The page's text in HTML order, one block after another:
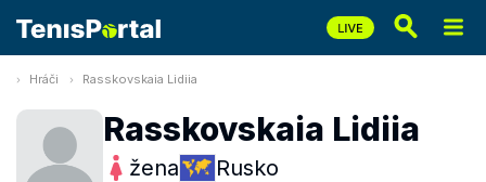
Hráči Rasskovskaia Lidiia
Rasskovskaia Lidiia
žena Rusko